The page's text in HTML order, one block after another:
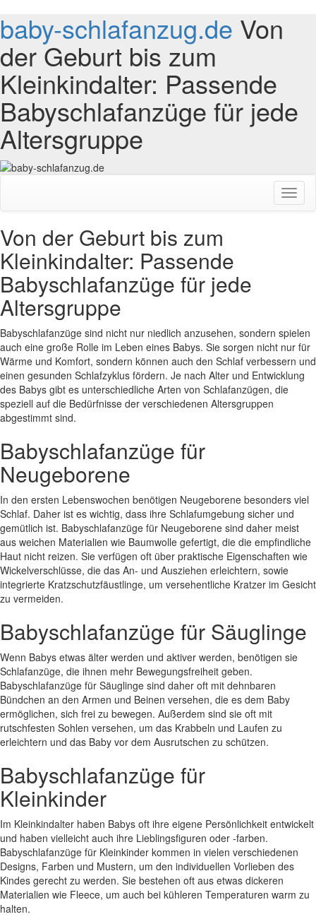
baby-schlafanzug.de Von
der Geburt bis zum
Kleinkindalter: Passende
Babyschlafanzüge für jede
Altersgruppe
Von der Geburt bis zum
Kleinkindalter: Passende
Babyschlafanzüge für jede
Altersgruppe
Babyschlafanzüge sind nicht nur niedlich anzusehen, sondern spielen
auch eine große Rolle im Leben eines Babys. Sie sorgen nicht nur für
Wärme und Komfort, sondern können auch den Schlaf verbessern und
einen gesunden Schlafzyklus fördern. Je nach Alter und Entwicklung
des Babys gibt es unterschiedliche Arten von Schlafanzügen, die
speziell auf die Bedürfnisse der verschiedenen Altersgruppen
abgestimmt sind.
Babyschlafanzüge für
Neugeborene
In den ersten Lebenswochen benötigen Neugeborene besonders viel
Schlaf. Daher ist es wichtig, dass ihre Schlafumgebung sicher und
gemütlich ist. Babyschlafanzüge für Neugeborene sind daher meist
aus weichen Materialien wie Baumwolle gefertigt, die die empfindliche
Haut nicht reizen. Sie verfügen oft über praktische Eigenschaften wie
Wickelverschlüsse, die das An- und Ausziehen erleichtern, sowie
integrierte Kratzschutzfäustlinge, um versehentliche Kratzer im Gesicht
zu vermeiden.
Babyschlafanzüge für Säuglinge
Wenn Babys etwas älter werden und aktiver werden, benötigen sie
Schlafanzüge, die ihnen mehr Bewegungsfreiheit geben.
Babyschlafanzüge für Säuglinge sind daher oft mit dehnbaren
Bündchen an den Armen und Beinen versehen, die es dem Baby
ermöglichen, sich frei zu bewegen. Außerdem sind sie oft mit
rutschfesten Sohlen versehen, um das Krabbeln und Laufen zu
erleichtern und das Baby vor dem Ausrutschen zu schützen.
Babyschlafanzüge für
Kleinkinder
Im Kleinkindalter haben Babys oft ihre eigene Persönlichkeit entwickelt
und haben vielleicht auch ihre Lieblingsfiguren oder -farben.
Babyschlafanzüge für Kleinkinder kommen in vielen verschiedenen
Designs, Farben und Mustern, um den individuellen Vorlieben des
Kindes gerecht zu werden. Sie bestehen oft aus etwas dickeren
Materialien wie Fleece, um auch bei kühleren Temperaturen warm zu
halten.